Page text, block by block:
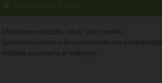
Menesjärventie 3, Inari
Metsäinen aidattu alue, yksi penkki.
Saamelaisalueen koulutuskeskusta vastapäätä,
mitään opasteita ei näkynyt.